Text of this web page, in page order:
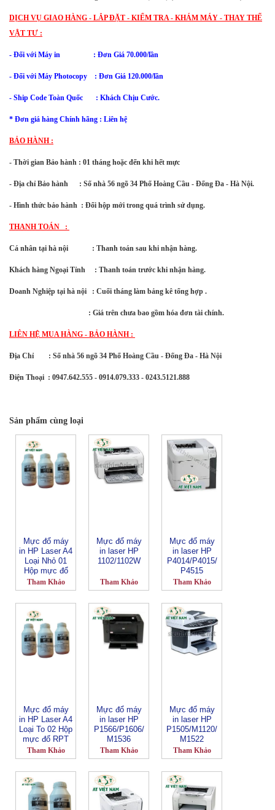
DỊCH VỤ GIAO HÀNG - LẮP ĐẶT - KIỂM TRA - KHÁM MÁY - THAY THẾ
VẬT TƯ :
- Đối với Máy in : Đơn Giá 70.000/lần
- Đối với Máy Photocopy : Đơn Giá 120.000/lần
- Ship Code Toàn Quốc : Khách Chịu Cước.
* Đơn giá hàng Chính hãng : Liên hệ
BẢO HÀNH :
- Thời gian Bảo hành : 01 tháng hoặc đến khi hết mực
- Địa chỉ Bảo hành : Số nhà 56 ngõ 34 Phố Hoàng Cầu - Đống Đa - Hà Nội.
- Hình thức bảo hành : Đổi hộp mới trong quá trình sử dụng.
THANH TOÁN :
Cá nhân tại hà nội : Thanh toán sau khi nhận hàng.
Khách hàng Ngoại Tỉnh : Thanh toán trước khi nhận hàng.
Doanh Nghiệp tại hà nội : Cuối tháng làm bảng kê tổng hợp .
: Giá trên chưa bao gồm hóa đơn tài chính.
LIÊN HỆ MUA HÀNG - BẢO HÀNH :
Địa Chỉ : Số nhà 56 ngõ 34 Phố Hoàng Cầu - Đống Đa - Hà Nội
Điện Thoại : 0947.642.555 - 0914.079.333 - 0243.5121.888
Sản phẩm cùng loại
Mực đổ máy
in HP Laser A4
Loại Nhỏ 01
Hộp mực đổ
RPT
Tham Khảo
Mực đổ máy
in laser HP
1102/1102W
Tham Khảo
Mực đổ máy
in laser HP
P4014/P4015/
P4515
Tham Khảo
Mực đổ máy
in HP Laser A4
Loại To 02 Hộp
mực đổ RPT
Tham Khảo
Mực đổ máy
in laser HP
P1566/P1606/
M1536
Tham Khảo
Mực đổ máy
in laser HP
P1505/M1120/
M1522
Tham Khảo